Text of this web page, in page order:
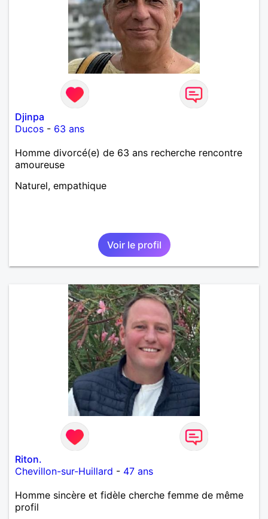
Djinpa
Ducos - 63 ans
Homme divorcé(e) de 63 ans recherche rencontre
amoureuse
Naturel, empathique
Voir le profil
Riton.
Chevillon-sur-Huillard - 47 ans
Homme sincère et fidèle cherche femme de même
profil